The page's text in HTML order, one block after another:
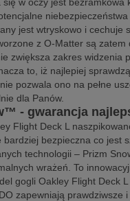
jest wtryskowo i
z O-Matter są
zwiększa zakres
to, iż najlepiej
pozwala ono na pełne
dla Panów.
- gwarancja
Flight Deck L
bezpieczna co jest
technologii – Prizm
wrażeń. To
gogli Oakley Flight Deck
zapewniają